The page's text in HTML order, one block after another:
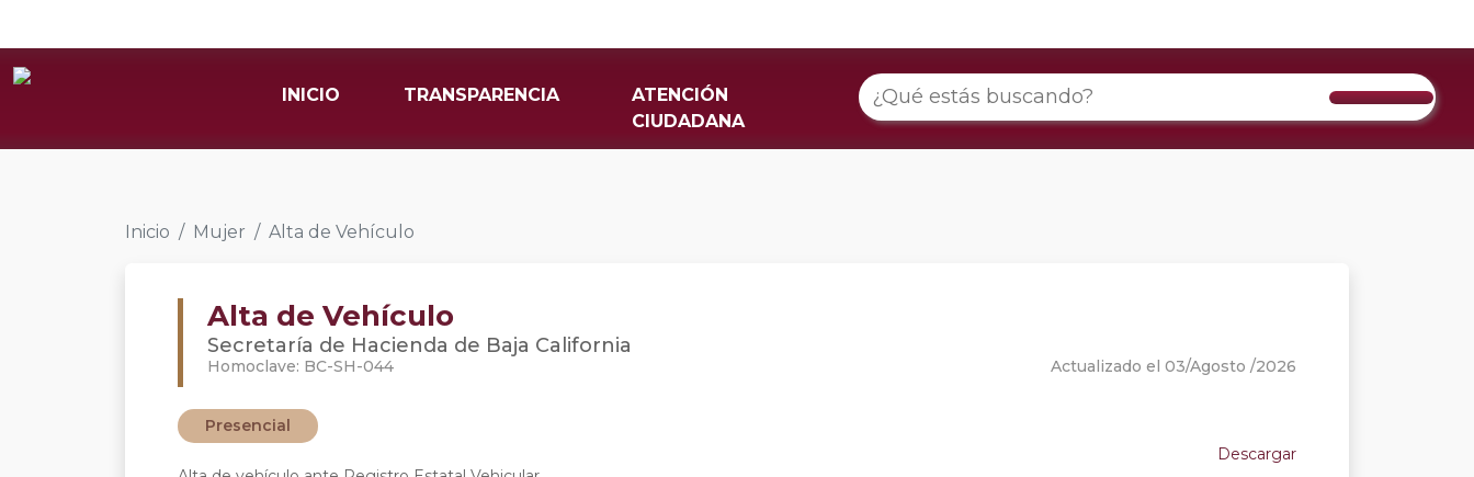
INICIO TRANSPARENCIA
ATENCIÓN
CIUDADANA
Inicio Mujer Alta de Vehículo
Alta de Vehículo
Secretaría de Hacienda de Baja California
Homoclave: BC-SH-044 Actualizado el 03/Agosto /2026
Presencial
Descargar